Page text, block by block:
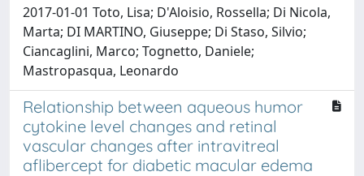
2017-01-01 Toto, Lisa; D'Aloisio, Rossella; Di Nicola,
Marta; DI MARTINO, Giuseppe; Di Staso, Silvio;
Ciancaglini, Marco; Tognetto, Daniele;
Mastropasqua, Leonardo
Relationship between aqueous humor
cytokine level changes and retinal
vascular changes after intravitreal
aflibercept for diabetic macular edema